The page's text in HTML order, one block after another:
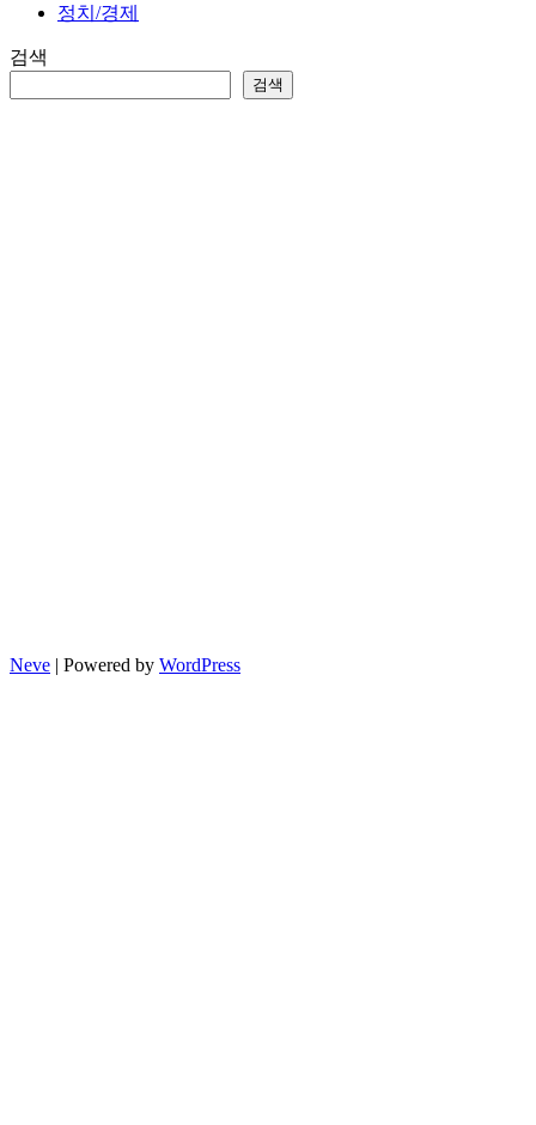
정치/경제
검색
검색
Neve | Powered by WordPress